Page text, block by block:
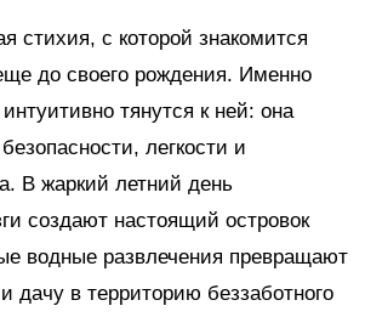
стихия, с которой знакомится
до своего рождения. Именно
тянутся к ней: она
легкости и
В жаркий летний день
создают настоящий островок
водные развлечения превращают
дачу в территорию беззаботного